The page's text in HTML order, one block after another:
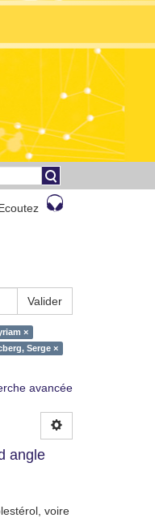
Valider
×
Serge ×
avancée
angle
voire